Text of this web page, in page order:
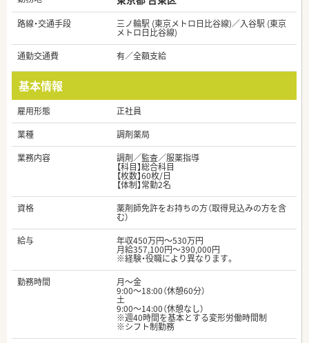
路線・交通手段 三ノ輪駅 (東京メトロ日比谷線)／入谷駅 (東京
メトロ日比谷線)
通勤交通費
有／全額支給
基本情報
雇用形態
正社員
業種
調剤薬局
業務内容
調剤／監査／服薬指導
【科目】総合科目
【枚数】60枚/日
【体制】常勤2名
資格
薬剤師免許をお持ちの方（取得見込みの方を含
む）
給与
年収450万円～530万円
月給357,100円～390,000円
※経験・役職により異なります。
勤務時間
月～金
9:00～18:00（休憩60分）
土
9:00～14:00（休憩なし）
※週40時間を基本とする変形労働時間制
※シフト制勤務